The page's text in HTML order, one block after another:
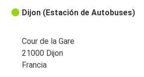
Dijon (Estación de Autobuses)
Cour de la Gare
21000 Dijon
Francia